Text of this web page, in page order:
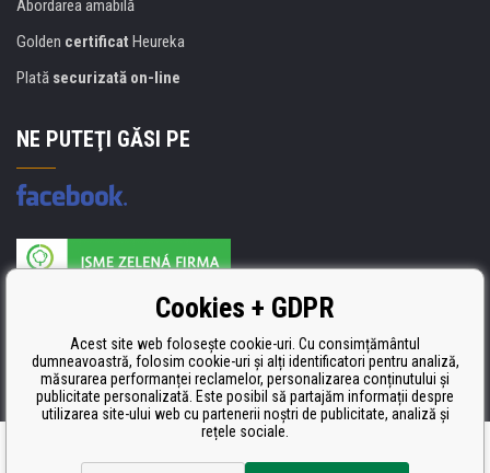
Abordarea amabilă
Golden certificat Heureka
Plată securizată on-line
NE PUTEŢI GĂSI PE
Producătorul umpluturii de rezervă este certificat
ISO 9001, ISO 14001 şi STMC.
Ecommerce solutionsBINARGON.cz
Cookies + GDPR
Acest site web folosește cookie-uri. Cu consimțământul
dumneavoastră, folosim cookie-uri și alți identificatori pentru analiză,
măsurarea performanței reclamelor, personalizarea conținutului și
publicitate personalizată. Este posibil să partajăm informații despre
utilizarea site-ului web cu partenerii noștri de publicitate, analiză și
rețele sociale.